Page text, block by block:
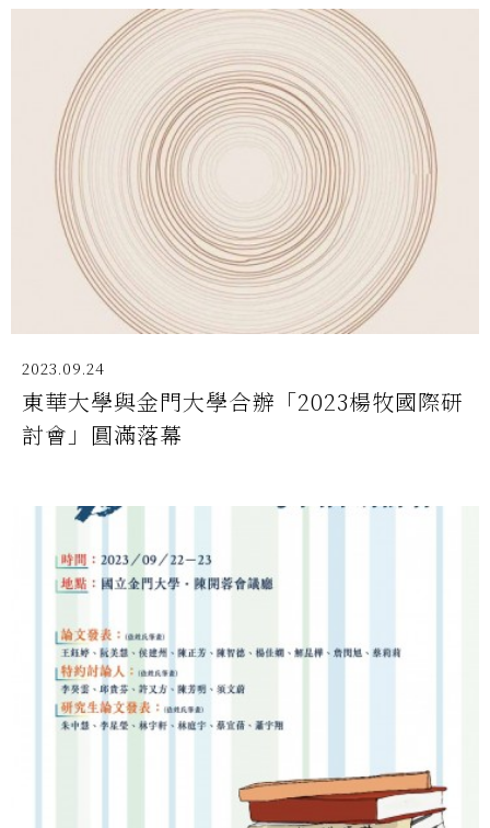
2023.09.24
東華大學與金門大學合辦「2023楊牧國際研
討會」圓滿落幕